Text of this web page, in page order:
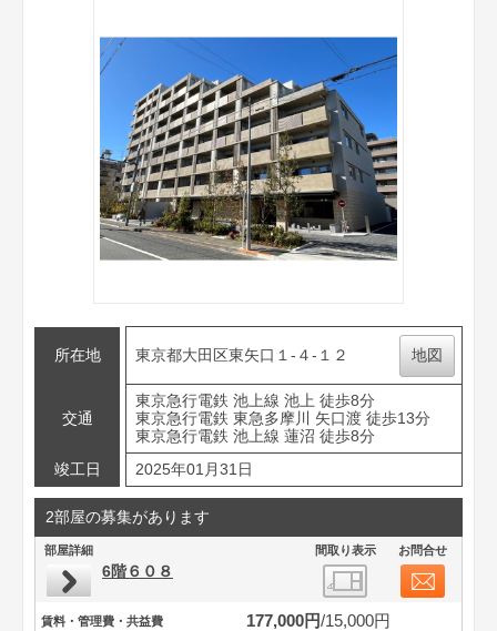
所在地 東京都大田区東矢口１-４-１２ 地図
交通
東京急行電鉄 池上線 池上 徒歩8分
東京急行電鉄 東急多摩川 矢口渡 徒歩13分
東京急行電鉄 池上線 蓮沼 徒歩8分
竣工日
2025年01月31日
2部屋の募集があります
部屋詳細 間取り表示 お問合せ
6階６０８
賃料・管理費・共益費 177,000円 15,000円